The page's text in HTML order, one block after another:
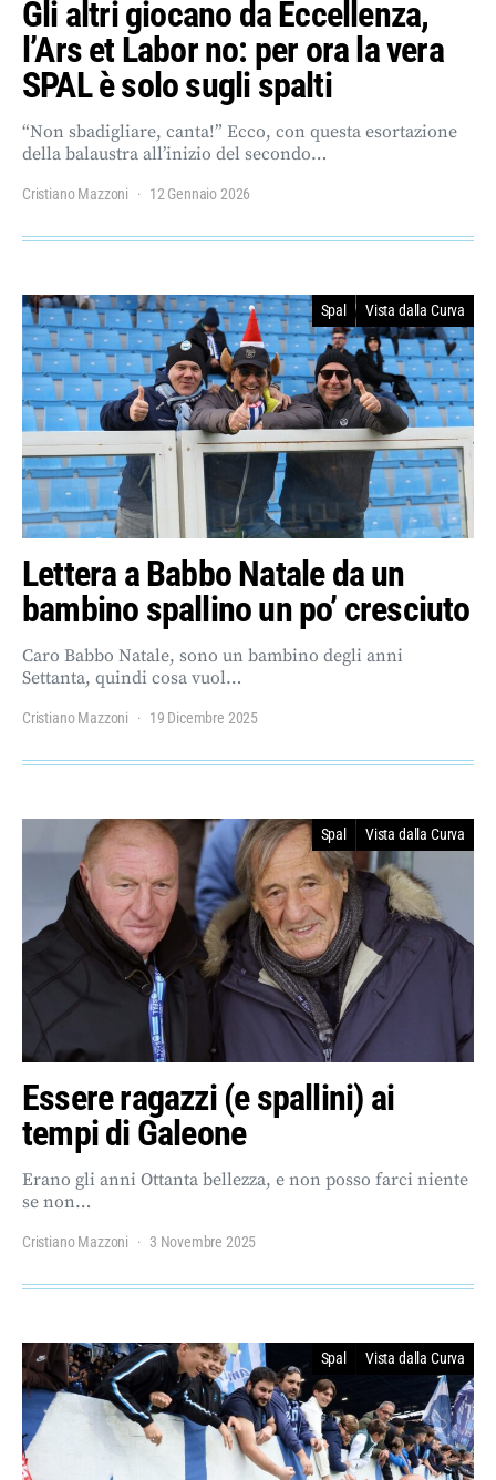
Gli altri giocano da Eccellenza,
l’Ars et Labor no: per ora la vera
SPAL è solo sugli spalti
“Non sbadigliare, canta!” Ecco, con questa esortazione
della balaustra all’inizio del secondo…
Cristiano Mazzoni 12 Gennaio 2026
Spal Vista dalla Curva
Lettera a Babbo Natale da un
bambino spallino un po’ cresciuto
Caro Babbo Natale, sono un bambino degli anni
Settanta, quindi cosa vuol…
Cristiano Mazzoni 19 Dicembre 2025
Spal Vista dalla Curva
Essere ragazzi (e spallini) ai
tempi di Galeone
Erano gli anni Ottanta bellezza, e non posso farci niente
se non…
Cristiano Mazzoni 3 Novembre 2025
Spal Vista dalla Curva